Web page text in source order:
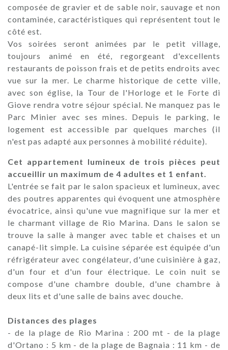
composée de gravier et de sable noir, sauvage et non
contaminée, caractéristiques qui représentent tout le
côté est.
Vos soirées seront animées par le petit village,
toujours animé en été, regorgeant d'excellents
restaurants de poisson frais et de petits endroits avec
vue sur la mer. Le charme historique de cette ville,
avec son église, la Tour de l'Horloge et le Forte di
Giove rendra votre séjour spécial. Ne manquez pas le
Parc Minier avec ses mines. Depuis le parking, le
logement est accessible par quelques marches (il
n'est pas adapté aux personnes à mobilité réduite).
Cet appartement lumineux de trois pièces peut
accueillir un maximum de 4 adultes et 1 enfant.
L'entrée se fait par le salon spacieux et lumineux, avec
des poutres apparentes qui évoquent une atmosphère
évocatrice, ainsi qu'une vue magnifique sur la mer et
le charmant village de Rio Marina. Dans le salon se
trouve la salle à manger avec table et chaises et un
canapé-lit simple. La cuisine séparée est équipée d'un
réfrigérateur avec congélateur, d'une cuisinière à gaz,
d'un four et d'un four électrique. Le coin nuit se
compose d'une chambre double, d'une chambre à
deux lits et d'une salle de bains avec douche.
Distances des plages
- de la plage de Rio Marina : 200 mt - de la plage
d'Ortano : 5 km - de la plage de Bagnaia : 11 km - de